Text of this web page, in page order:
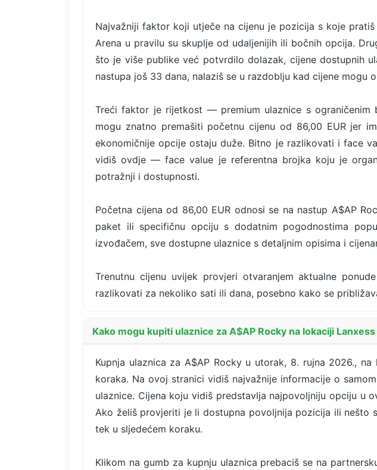
Najvažniji faktor koji utječe na cijenu je pozicija s koje
Arena u pravilu su skuplje od udaljenijih ili bočnih opcija.
što je više publike već potvrdilo dolazak, cijene dostupnih
nastupa još 33 dana, nalaziš se u razdoblju kad cijene
Treći faktor je rijetkost — premium ulaznice s
mogu znatno premašiti početnu cijenu od 86,00 EUR jer
ekonomičnije opcije ostaju duže. Bitno je razlikovati i face
vidiš ovdje — face value je referentna brojka koju je
potražnji i dostupnosti.
Početna cijena od 86,00 EUR odnosi se na nastup A$AP
paket ili specifičnu opciju s dodatnim pogodnostima
izvođačem, sve dostupne ulaznice s detaljnim opisima i
Trenutnu cijenu uvijek provjeri otvaranjem aktualne
razlikovati za nekoliko sati ili dana, posebno kako se
Kako mogu kupiti ulaznice za A$AP Rocky na lokaciji
Kupnja ulaznica za A$AP Rocky u utorak, 8. rujna 2026.,
koraka. Na ovoj stranici vidiš najvažnije informacije o
ulaznice. Cijena koju vidiš predstavlja najpovoljniju opciju u
Ako želiš provjeriti je li dostupna povoljnija pozicija ili nešto
tek u sljedećem koraku.
Klikom na gumb za kupnju ulaznica prebaciš se na